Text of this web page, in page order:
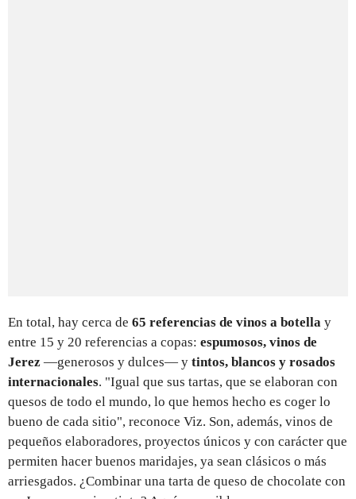
En total, hay cerca de 65 referencias de vinos a botella y
entre 15 y 20 referencias a copas: espumosos, vinos de
Jerez —generosos y dulces— y tintos, blancos y rosados
internacionales. "Igual que sus tartas, que se elaboran con
quesos de todo el mundo, lo que hemos hecho es coger lo
bueno de cada sitio", reconoce Viz. Son, además, vinos de
pequeños elaboradores, proyectos únicos y con carácter que
permiten hacer buenos maridajes, ya sean clásicos o más
arriesgados. ¿Combinar una tarta de queso de chocolate con